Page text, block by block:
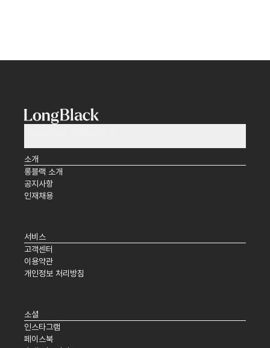
소개
롱블랙 소개
공지사항
인재채용
서비스
고객센터
이용약관
개인정보 처리방침
소셜
인스타그램
페이스북